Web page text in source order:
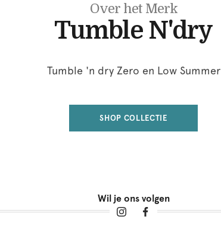
Over het Merk
Tumble N'dry
Tumble 'n dry Zero en Low Summer
SHOP COLLECTIE
Wil je ons volgen